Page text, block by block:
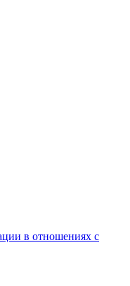
в отношениях с